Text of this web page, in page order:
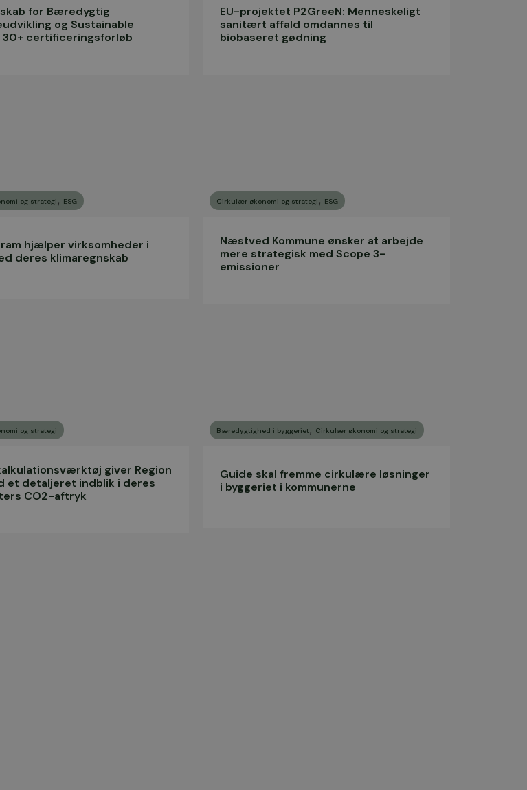
for Bæredygtig
og Sustainable
30+ certificeringsforløb
EU-projektet P2GreeN: Menneskeligt
sanitært affald omdannes til
biobaseret gødning
og strategi , ESG
hjælper virksomheder i
deres klimaregnskab
Cirkulær økonomi og strategi , ESG
Næstved Kommune ønsker at arbejde
mere strategisk med Scope 3-
emissioner
og strategi
giver Region
et detaljeret indblik i deres
CO2-aftryk
Bæredygtighed i byggeriet , Cirkulær økonomi og strategi
Guide skal fremme cirkulære løsninger
i byggeriet i kommunerne